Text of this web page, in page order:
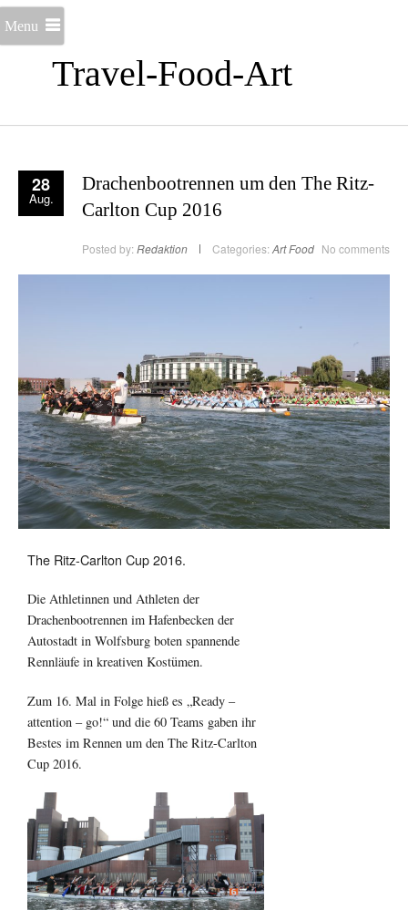
Travel-Food-Art
Menu
28
Aug.
Drachenbootrennen um den The Ritz-
Carlton Cup 2016
Posted by: Redaktion Categories: ArtFood No comments
The Ritz-Carlton Cup 2016.
Die Athletinnen und Athleten der
Drachenbootrennen im Hafenbecken der
Autostadt in Wolfsburg boten spannende
Rennläufe in kreativen Kostümen.
Zum 16. Mal in Folge hieß es „Ready –
attention – go!“ und die 60 Teams gaben ihr
Bestes im Rennen um den The Ritz-Carlton
Cup 2016.